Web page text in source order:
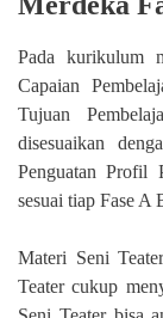
Pada kurikulum
Capaian
Tujuan
disesuaikan
Penguatan Profil
sesuai tiap Fase A
Materi Seni
Teater cukup